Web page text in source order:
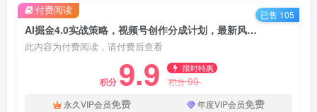
AI掘金4.0实战策略，视频号创作分成计划，最新风口赛道！
此内容为付费阅读，请付费后查看
积分 9.9 限时特惠
积分99
永久VIP会员免费 年度VIP会员免费
付费阅读 已售 105